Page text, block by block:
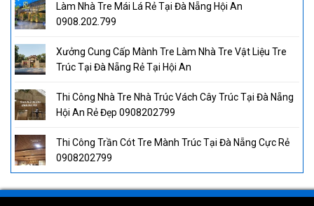
Làm Nhà Tre Mái Lá Rẻ Tại Đà Nẵng Hội An
0908.202.799
Xưởng Cung Cấp Mành Tre Làm Nhà Tre Vật Liệu Tre
Trúc Tại Đà Nẵng Rẻ Tại Hội An
Thi Công Nhà Tre Nhà Trúc Vách Cây Trúc Tại Đà Nẵng
Hội An Rẻ Đẹp 0908202799
Thi Công Trần Cót Tre Mành Trúc Tại Đà Nẵng Cực Rẻ
0908202799